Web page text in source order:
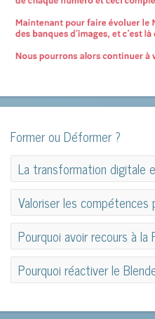
Former ou Déformer ?
La transformation digitale
La transformation digitale
Valoriser les
Valoriser les compétences
Pourquoi avoir recours à la
Pourquoi avoir recours à la
Pourquoi réactiver le